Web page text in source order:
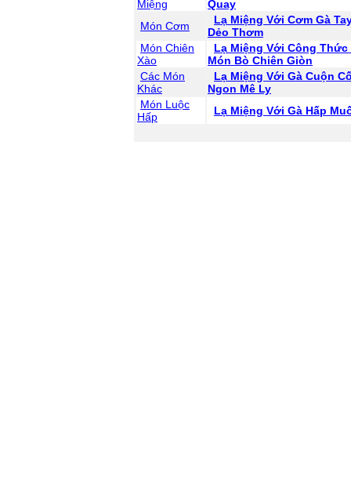
Miệng
Quay
Món Cơm
Lạ Miệng Với Cơm Gà
Dẻo Thơm
Món Chiên
Xào
Lạ Miệng Với Công Thức
Món Bò Chiên Giòn
Các Món
Khác
Lạ Miệng Với Gà Cuộn
Ngon Mê Ly
Món Luộc
Hấp
Lạ Miệng Với Gà Hấp